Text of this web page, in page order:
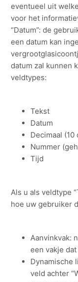
eventueel uit
voor het
“Datum”: de
een datum kan
datum zal kunnen
veldtypes:
Tekst
Datum
Decimaal
Nummer
Tijd
Als u als veldtype
hoe uw gebruiker
Aanvinkvak:
een vakje
Dynamische
veld achter